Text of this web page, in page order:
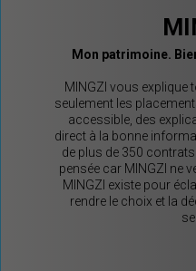
Mon patrimoine.
MINGZI vous explique
seulement les
accessible, des
direct à la bonne
de plus de 350
pensée car MINGZI ne
MINGZI existe pour
rendre le choix et la